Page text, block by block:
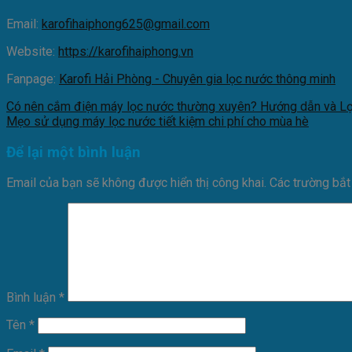
Email: karofihaiphong625@gmail.com
Website: https://karofihaiphong.vn
Fanpage: Karofi Hải Phòng - Chuyên gia lọc nước thông minh
Có nên cắm điện máy lọc nước thường xuyên? Hướng dẫn và
Mẹo sử dụng máy lọc nước tiết kiệm chi phí cho mùa hè
Để lại một bình luận
Email của bạn sẽ không được hiển thị công khai. Các trường
Bình luận *
Tên *